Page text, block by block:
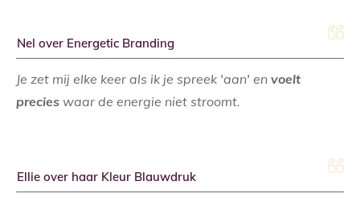
Nel over Energetic Branding
Je zet mij elke keer als ik je spreek 'aan' en voelt
precies waar de energie niet stroomt.
Ellie over haar Kleur Blauwdruk